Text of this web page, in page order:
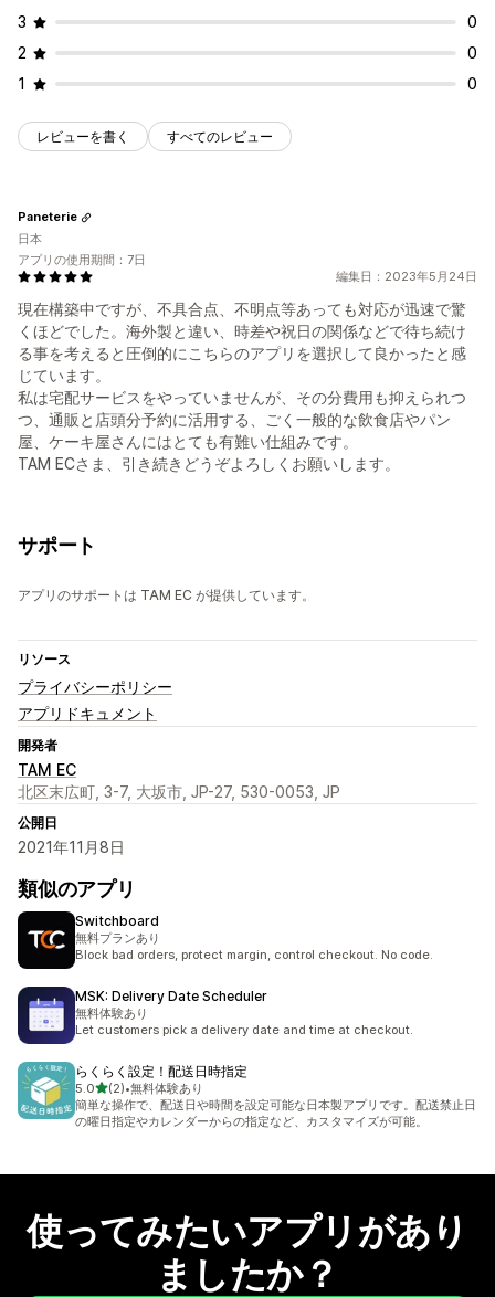
3
0
2
0
1
0
レビューを書く すべてのレビュー
編集日：2023年5月24日
現在構築中ですが、不具合点、不明点等あっても対応が迅速で驚
くほどでした。海外製と違い、時差や祝日の関係などで待ち続け
る事を考えると圧倒的にこちらのアプリを選択して良かったと感
じています。
私は宅配サービスをやっていませんが、その分費用も抑えられつ
つ、通販と店頭分予約に活用する、ごく一般的な飲食店やパン
屋、ケーキ屋さんにはとても有難い仕組みです。
TAM ECさま、引き続きどうぞよろしくお願いします。
Paneterie
日本
アプリの使用期間：7日
サポート
アプリのサポートは TAM EC が提供しています。
リソース
プライバシーポリシー
アプリドキュメント
開発者
TAM EC
北区末広町, 3-7, 大坂市, JP-27, 530-0053, JP
公開日
2021年11月8日
類似のアプリ
Switchboard
無料プランあり
Block bad orders, protect margin, control checkout. No code.
MSK: Delivery Date Scheduler
無料体験あり
Let customers pick a delivery date and time at checkout.
らくらく設定！配送日時指定
5.05つ星中
(2)
合計レビュー数：2件
•無料体験あり
簡単な操作で、配送日や時間を設定可能な日本製アプリです。配送禁止日
の曜日指定やカレンダーからの指定など、カスタマイズが可能。
使ってみたいアプリがあり
ましたか？